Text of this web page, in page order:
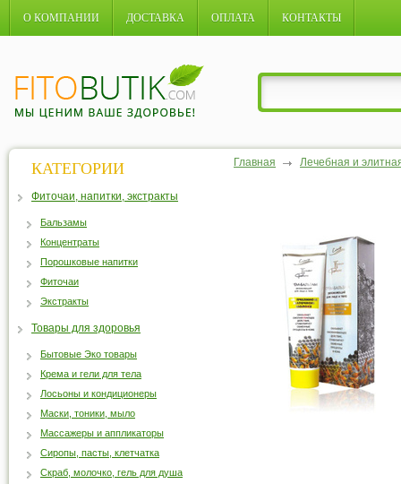
О КОМПАНИИ ДОСТАВКА ОПЛАТА КОНТАКТЫ
Главная Лечебная и
КАТЕГОРИИ
Фиточаи, напитки, экстракты
Бальзамы
Концентраты
Порошковые напитки
Фиточаи
Экстракты
Товары для здоровья
Бытовые Эко товары
Крема и гели для тела
Лосьоны и кондиционеры
Маски, тоники, мыло
Массажеры и аппликаторы
Сиропы, пасты, клетчатка
Скраб, молочко, гель для душа